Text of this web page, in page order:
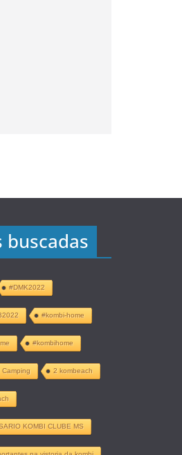
buscadas
#DMK2022
#kombi-home
#kombihome
Camping 2 kombeach
KOMBI CLUBE MS